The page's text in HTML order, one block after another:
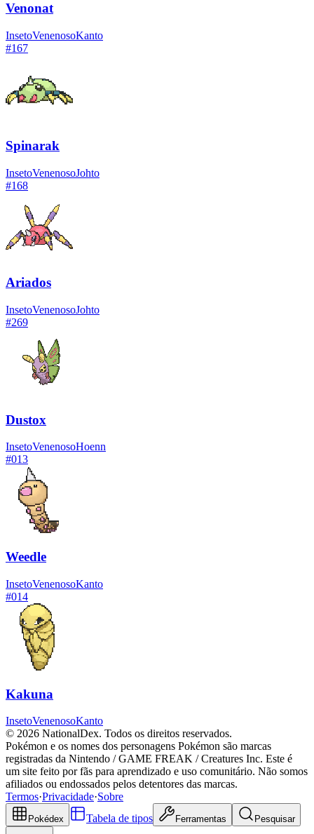
Venonat
InsetoVenenosoKanto
#167
Spinarak
InsetoVenenosoJohto
#168
Ariados
InsetoVenenosoJohto
#269
Dustox
InsetoVenenosoHoenn
#013
Weedle
InsetoVenenosoKanto
#014
Kakuna
InsetoVenenosoKanto
© 2026 NationalDex. Todos os direitos reservados.
Pokémon e os nomes dos personagens Pokémon são marcas
registradas da Nintendo / GAME FREAK / Creatures Inc. Este é
um site feito por fãs para aprendizado e uso comunitário. Não somos
afiliados ou endossados pelos detentores das marcas.
Termos·Privacidade·Sobre
Pokédex Tabela de tipos Ferramentas Pesquisar